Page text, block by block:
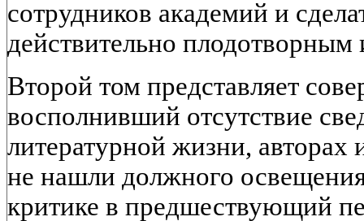
сотрудников академий и
действительно
Второй том представляет
восполнивший отсутствие
литературной жизни, авторах
не нашли должного
критике в предшествующий